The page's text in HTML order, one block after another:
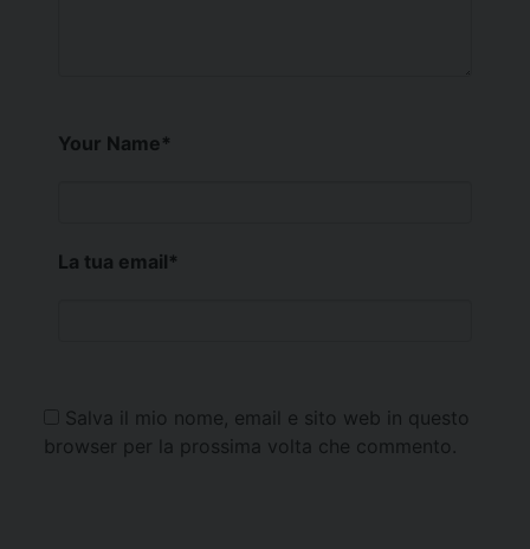
Your Name*
La tua email*
Salva il mio nome, email e sito web in questo
browser per la prossima volta che commento.